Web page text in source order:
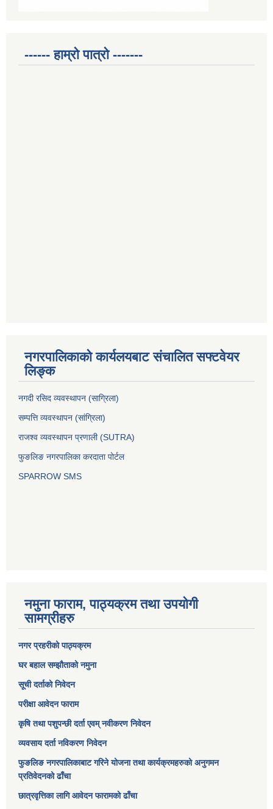
------ हाम्रो पात्रो -------
नगरपालिकाको कार्यलयबाट संचालित सफ्टवेयर
लिङ्क
नगदी रसिद व्यवस्थापन (साग्रिला)
सम्पत्ति व्यवस्थापन (सांग्रिला)
राजश्व व्यवस्थापन प्रणाली (SUTRA)
फुङलिङ नगरपालिका करदाता पोर्टल
SPARROW SMS
नमुना फाराम, पाठ्यक्रम तथा उपयोगी
सामग्रीहरु
नगर प्रहरीको पाठ्यक्रम
घर बहाल सम्झौताको नमुना
सूची दर्ताको निवेदन
परीक्षा आवेदन फाराम
कृषि तथा पशुपन्छी दर्ता एवम् नवीकरण निवेदन
व्यवसाय दर्ता नविकरण निवेदन
फुङलिङ नगरपालिकाबाट गरिने योजना तथा कार्यक्रमहरुको अनुगमन
प्रतिवेदनको ढाँचा
छात्रवृत्तिका लागि आवेदन फारामको ढाँचा